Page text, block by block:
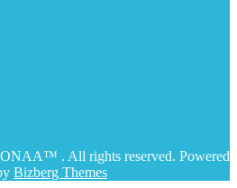
. All rights reserved. Powered
Bizberg Themes